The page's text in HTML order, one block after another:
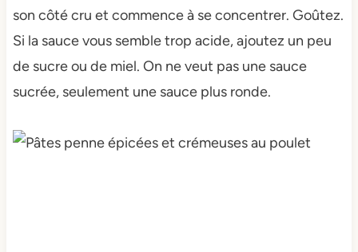
son côté cru et commence à se concentrer. Goûtez.
Si la sauce vous semble trop acide, ajoutez un peu
de sucre ou de miel. On ne veut pas une sauce
sucrée, seulement une sauce plus ronde.